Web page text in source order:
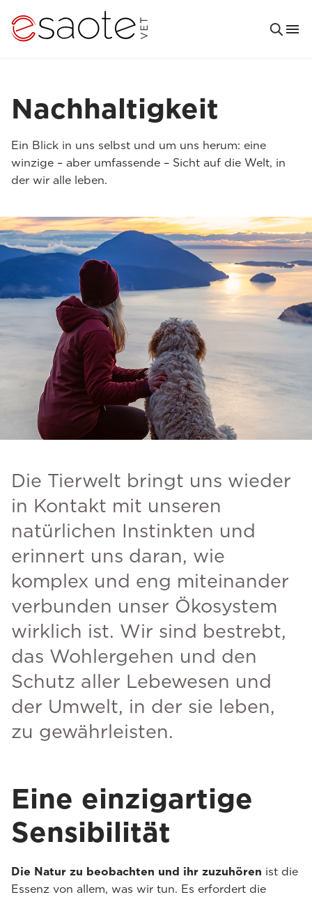
Nachhaltigkeit
Ein Blick in uns selbst und um uns herum: eine
winzige – aber umfassende – Sicht auf die Welt, in
der wir alle leben.
Die Tierwelt bringt uns wieder
in Kontakt mit unseren
natürlichen Instinkten und
erinnert uns daran, wie
komplex und eng miteinander
verbunden unser Ökosystem
wirklich ist. Wir sind bestrebt,
das Wohlergehen und den
Schutz aller Lebewesen und
der Umwelt, in der sie leben,
zu gewährleisten.
Eine einzigartige
Sensibilität
Die Natur zu beobachten und ihr zuzuhören ist die
Essenz von allem, was wir tun. Es erfordert die